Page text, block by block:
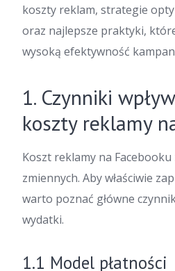
koszty reklam, strategie
oraz najlepsze praktyki,
wysoką efektywność
1. Czynniki
koszty reklamy
Koszt reklamy na Facebooku
zmiennych. Aby właściwie
warto poznać główne
wydatki.
1.1 Model płatności